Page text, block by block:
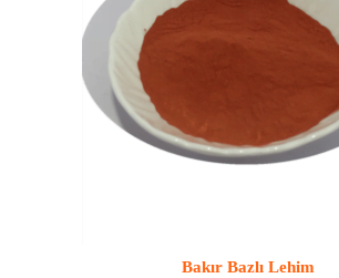
Bakır Bazlı Lehim